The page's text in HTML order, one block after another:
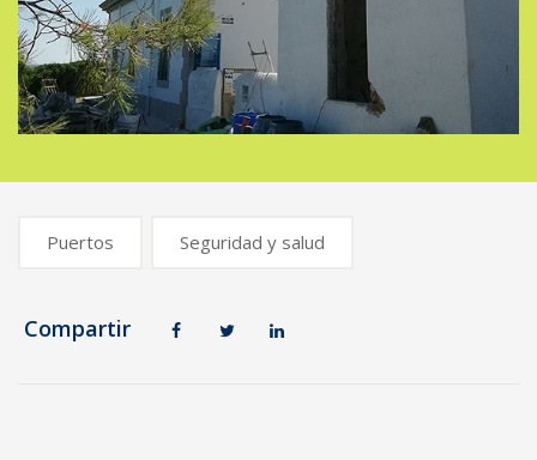
Puertos Seguridad y salud
Compartir